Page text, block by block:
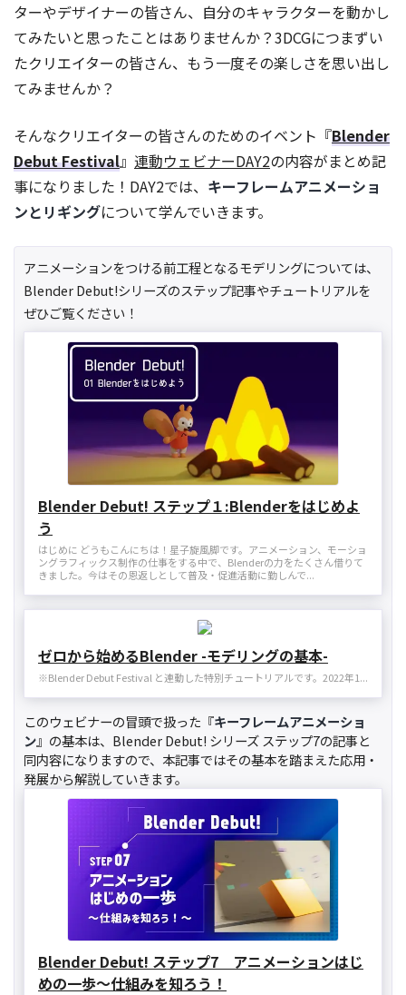
ターやデザイナーの皆さん、自分のキャラクターを動かし
てみたいと思ったことはありませんか？3DCGにつまずい
たクリエイターの皆さん、もう一度その楽しさを思い出し
てみませんか？
そんなクリエイターの皆さんのためのイベント『Blender
Debut Festival』 連動ウェビナーDAY2の内容がまとめ記
事になりました！DAY2では、 キーフレームアニメーショ
ンとリギングについて学んでいきます。
アニメーションをつける前工程となるモデリングについては、
Blender Debut!シリーズのステップ記事やチュートリアルを
ぜひご覧ください！
Blender Debut! ステップ１:Blenderをはじめよ
う
はじめに どうもこんにちは！星子旋風脚です。アニメーション、モーショ
ングラフィックス制作の仕事をする中で、Blenderの力をたくさん借りて
きました。今はその恩返しとして普及・促進活動に勤しんで...
ゼロから始めるBlender -モデリングの基本-
※Blender Debut Festival と連動した特別チュートリアルです。2022年1...
このウェビナーの冒頭で扱った『キーフレームアニメーショ
ン』の基本は、Blender Debut! シリーズ ステップ7の記事と
同内容になりますので、本記事ではその基本を踏まえた応用・
発展から解説していきます。
Blender Debut! ステップ7 アニメーションはじ
めの一歩～仕組みを知ろう！